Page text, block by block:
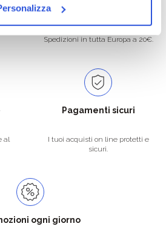
Spedizioni in tutta Europa a 20€.
al
Pagamenti sicuri
I tuoi acquisti on line protetti e
sicuri.
ogni giorno